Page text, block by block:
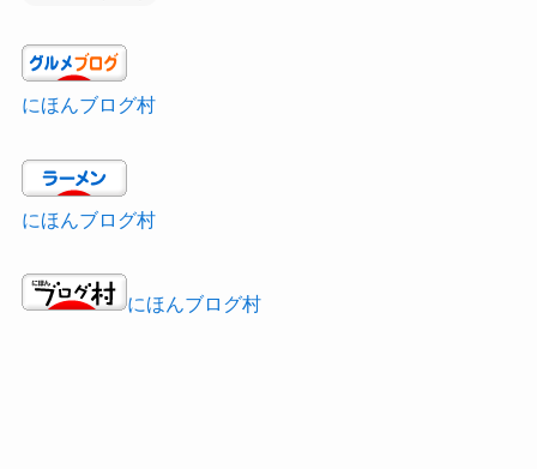
にほんブログ村
にほんブログ村
にほんブログ村